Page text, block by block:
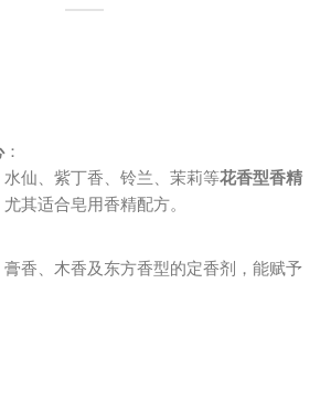
‌：
仙、紫丁香、铃兰、茉莉等‌花香型香精
其适合皂用香精配方。
香、木香及东方香型的定香剂，能赋予‌